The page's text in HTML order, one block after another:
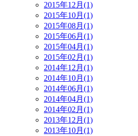
2015年12月(1)
2015年10月(1)
2015年08月(1)
2015年06月(1)
2015年04月(1)
2015年02月(1)
2014年12月(1)
2014年10月(1)
2014年06月(1)
2014年04月(1)
2014年02月(1)
2013年12月(1)
2013年10月(1)